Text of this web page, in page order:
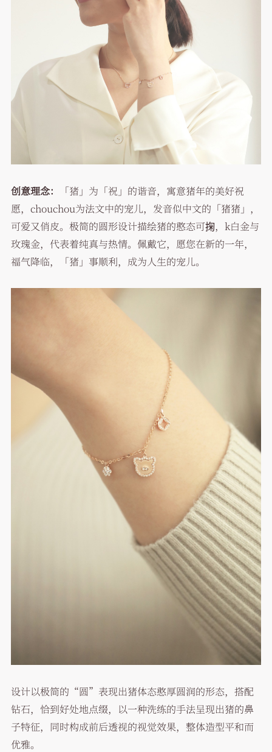
创意理念：
「猪」为「祝」的谐音，寓意猪年的美好祝
愿，chouchou为法文中的宠儿，发音似中文的「猪猪」，
可爱又俏皮。极简的圆形设计描绘猪的憨态可掬，k白金与
玫瑰金，代表着纯真与热情。佩戴它，愿您在新的一年，
福气降临，「猪」事顺利，成为人生的宠儿。
设计以极简的“圆”表现出猪体态憨厚圆润的形态，搭配
钻石，恰到好处地点缀，以一种洗练的手法呈现出猪的鼻
子特征，同时构成前后透视的视觉效果，整体造型平和而
优雅。